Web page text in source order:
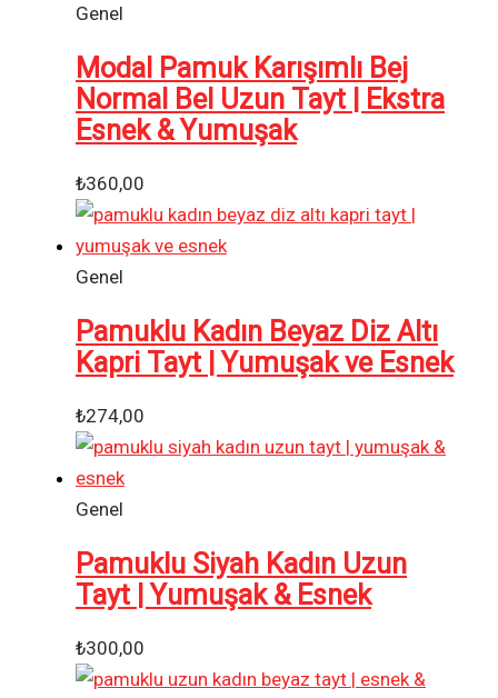
Genel
Modal Pamuk Karışımlı Bej
Normal Bel Uzun Tayt | Ekstra
Esnek & Yumuşak
₺360,00
Genel
Pamuklu Kadın Beyaz Diz Altı
Kapri Tayt | Yumuşak ve Esnek
₺274,00
Genel
Pamuklu Siyah Kadın Uzun
Tayt | Yumuşak & Esnek
₺300,00